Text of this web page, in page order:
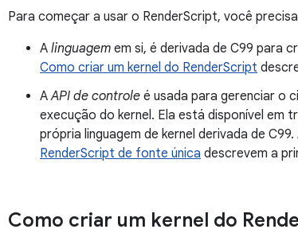
Para começar a usar o RenderScript, você
A linguagem em si, é derivada de C99 para
Como criar um kernel do RenderScript
AAPI de controle é usada para gerenciar o
execução do kernel. Ela está disponível em
própria linguagem de kernel derivada de
RenderScript de fonte única descrevem a
Como criar um kernel do